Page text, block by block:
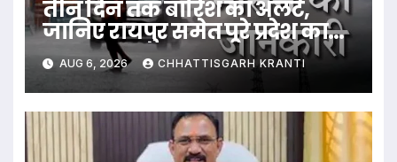
तीन दिन तक बारिश का अलर्ट,
जानिए रायपुर समेत पूरे प्रदेश का
हाल…
AUG 6, 2026 CHHATTISGARH KRANTI